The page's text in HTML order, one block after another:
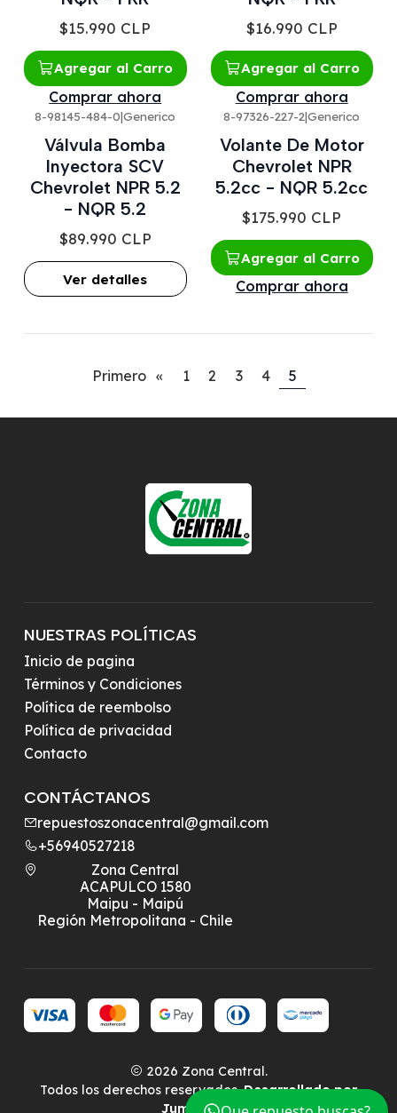
$15.990 CLP
Agregar al Carro
Comprar ahora
$16.990 CLP
Agregar al Carro
Comprar ahora
8-98145-484-0|Generico
Válvula Bomba
Inyectora SCV
Chevrolet NPR 5.2
- NQR 5.2
$89.990 CLP
Ver detalles
8-97326-227-2|Generico
Volante De Motor
Chevrolet NPR
5.2cc - NQR 5.2cc
$175.990 CLP
Agregar al Carro
Comprar ahora
Primero « 1 2 3 4 5
NUESTRAS POLÍTICAS
Inicio de pagina
Términos y Condiciones
Política de reembolso
Política de privacidad
Contacto
CONTÁCTANOS
repuestoszonacentral@gmail.com
+56940527218
Zona Central
ACAPULCO 1580
Maipu - Maipú
Región Metropolitana - Chile
2026 Zona Central.
Todos los derechos reservados.Desarrollado por
Jumpseller.